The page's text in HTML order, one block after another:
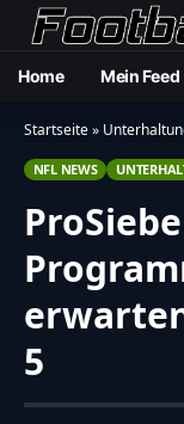
Home Mein Feed
Startseite»
NFL NEWS
5